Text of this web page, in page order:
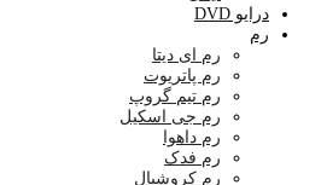
درایو DVD
رم
رم ای دیتا
رم پاتریوت
رم تیم گروپ
رم جی اسکیل
رم داهوا
رم فدک
رم کروشیال